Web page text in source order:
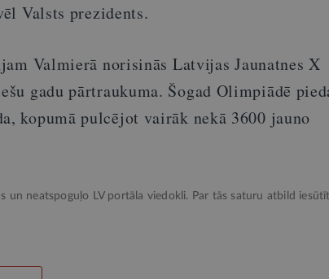
Valsts prezidents.
Valmierā norisinās Latvijas Jaunatnes X
gadu pārtraukuma. Šogad Olimpiādē
kopumā pulcējot vairāk nekā 3600 jauno
un neatspoguļo LV portāla viedokli. Par tās saturu atbild